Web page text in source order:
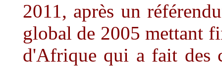
2011, après un
global de 2005 mettant
d'Afrique qui a fait des